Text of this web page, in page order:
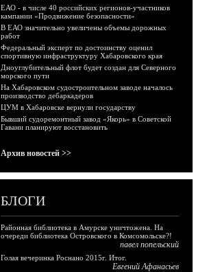
ЕАО - в числе 40 российских регионов-участников
кампании «Продвижение безопасности»
В ЕАО значительно увеличены объемы дорожных
работ
Федеральный эксперт по достоинству оценил
спортивную инфраструктуру Хабаровского края
Дноуглубительный флот будет создан для Северного
морского пути
На Хабаровском судостроительном заводе началось
производство дебаркадеров
ЦУМ в Хабаровске вернули государству
Бывший судоремонтный завод «Якорь» в Советской
Гавани планируют восстановить
Архив новостей >>
БЛОГИ
Районная библиотека в Амурске уничтожена. На
очереди библиотека Островского в Комсомольске?!
павел попельский
Голая вечеринка Роснано 2015г. Итог.
Евгений Афанасьев